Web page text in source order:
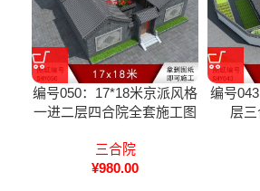
编号050：17*18米京派风格
一进二层四合院全套施工图
三合院
¥980.00
编号
层